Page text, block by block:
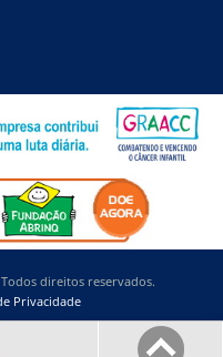
direitos reservados.
Privacidade